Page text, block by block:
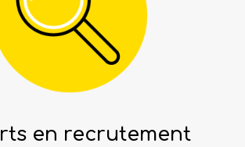
en recrutement